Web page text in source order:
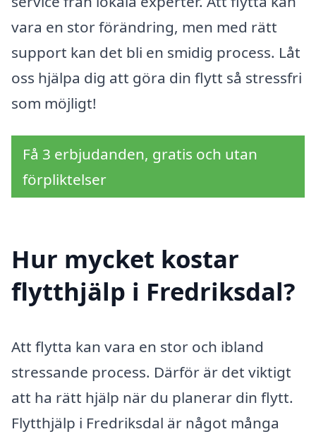
vara en stor förändring, men med rätt
support kan det bli en smidig process. Låt
oss hjälpa dig att göra din flytt så stressfri
som möjligt!
Få 3 erbjudanden, gratis och utan
förpliktelser
Hur mycket kostar
flytthjälp i Fredriksdal?
Att flytta kan vara en stor och ibland
stressande process. Därför är det viktigt
att ha rätt hjälp när du planerar din flytt.
Flytthjälp i Fredriksdal är något många